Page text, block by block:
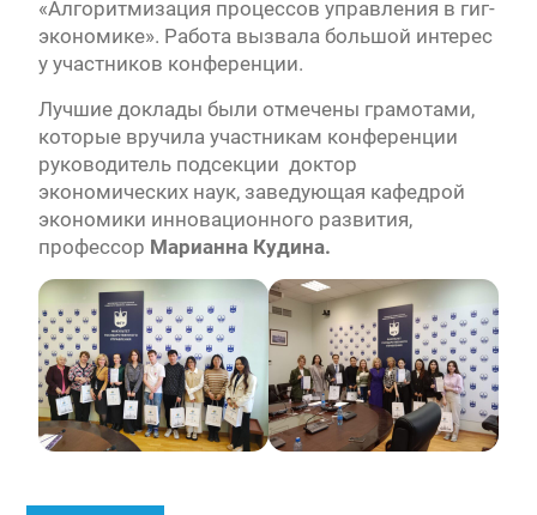
«Алгоритмизация процессов управления в гиг-
экономике». Работа вызвала большой интерес
у участников конференции.
Лучшие доклады были отмечены грамотами,
которые вручила участникам конференции
руководитель подсекции доктор
экономических наук, заведующая кафедрой
экономики инновационного развития,
профессор Марианна Кудина.
Навигация